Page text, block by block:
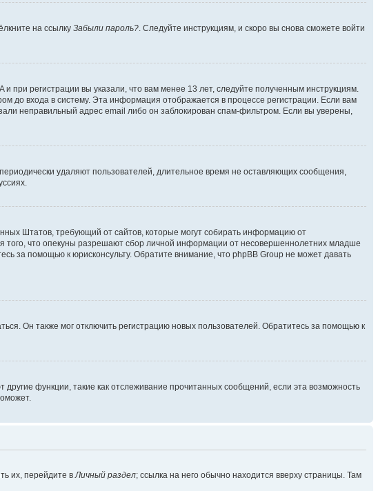
на ссылку Забыли пароль? . Следуйте инструкциям, и скоро вы снова сможете войти
регистрации вы указали, что вам менее 13 лет, следуйте полученным инструкциям.
до входа в систему. Эта информация отображается в процессе регистрации. Если вам
неправильный адрес email либо он заблокирован спам-фильтром. Если вы уверены,
удаляют пользователей, длительное время не оставляющих сообщения,
Штатов, требующий от сайтов, которые могут собирать информацию от
того, что опекуны разрешают сбор личной информации от несовершеннолетних младше
за помощью к юрисконсульту. Обратите внимание, что phpBB Group не может давать
Он также мог отключить регистрацию новых пользователей. Обратитесь за помощью к
функции, такие как отслеживание прочитанных сообщений, если эта возможность
их, перейдите в Личный раздел; ссылка на него обычно находится вверху страницы. Там